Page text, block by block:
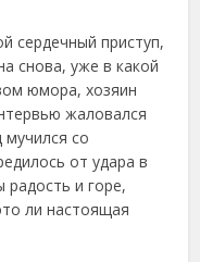
сердечный приступ,
снова, уже в какой
юмора, хозяин
жаловался
со
от удара в
радость и горе,
ли настоящая